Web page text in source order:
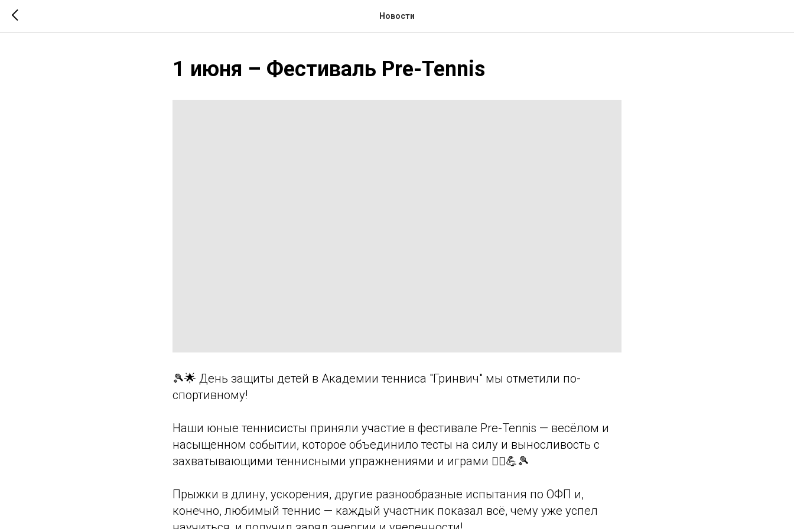
Новости
1 июня – Фестиваль Pre-Tennis
🎾🌟 День защиты детей в Академии тенниса "Гринвич" мы отметили по-
спортивному!
Наши юные теннисисты приняли участие в фестивале Pre-Tennis — весёлом и
насыщенном событии, которое объединило тесты на силу и выносливость с
захватывающими теннисными упражнениями и играми 🏃‍♂️💪🎾
Прыжки в длину, ускорения, другие разнообразные испытания по ОФП и,
конечно, любимый теннис — каждый участник показал всё, чему уже успел